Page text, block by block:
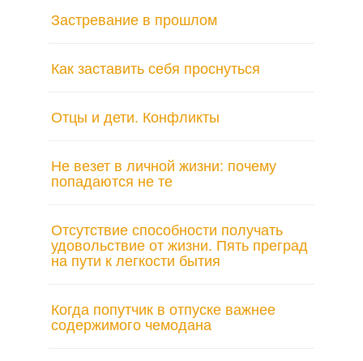
Застревание в прошлом
Как заставить себя проснуться
Отцы и дети. Конфликты
Не везет в личной жизни: почему
попадаются не те
Отсутствие способности получать
удовольствие от жизни. Пять преград
на пути к легкости бытия
Когда попутчик в отпуске важнее
содержимого чемодана